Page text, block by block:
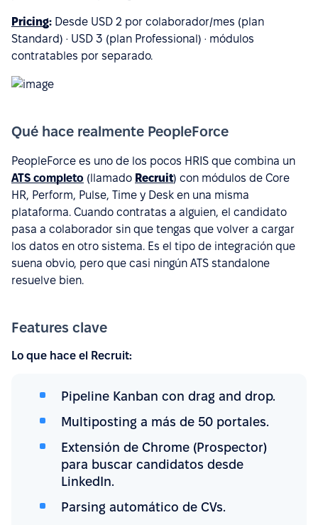
Pricing: Desde USD 2 por colaborador/mes (plan
Standard) · USD 3 (plan Professional) · módulos
contratables por separado.
Qué hace realmente PeopleForce
PeopleForce es uno de los pocos HRIS que combina un
ATS completo (llamado Recruit) con módulos de Core
HR, Perform, Pulse, Time y Desk en una misma
plataforma. Cuando contratas a alguien, el candidato
pasa a colaborador sin que tengas que volver a cargar
los datos en otro sistema. Es el tipo de integración que
suena obvio, pero que casi ningún ATS standalone
resuelve bien.
Features clave
Lo que hace el Recruit:
Pipeline Kanban con drag and drop.
Multiposting a más de 50 portales.
Extensión de Chrome (Prospector)
para buscar candidatos desde
LinkedIn.
Parsing automático de CVs.